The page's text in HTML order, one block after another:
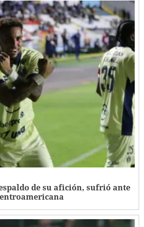
de su afición, sufrió ante